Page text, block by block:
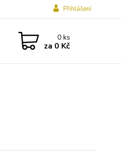
Přihlášení
0ks
za 0 Kč